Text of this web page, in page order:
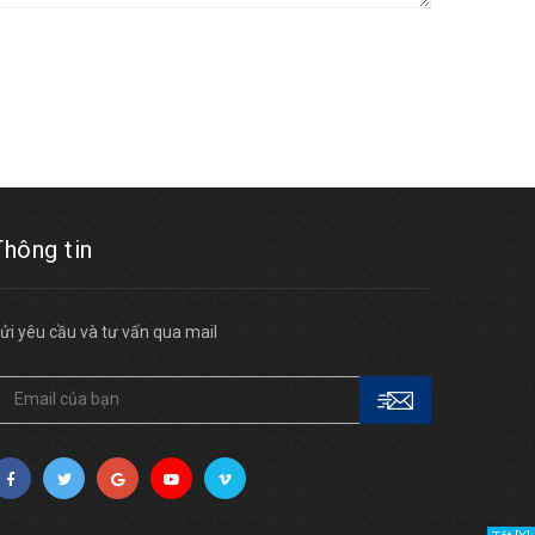
tin
yêu cầu và tư vấn qua mail